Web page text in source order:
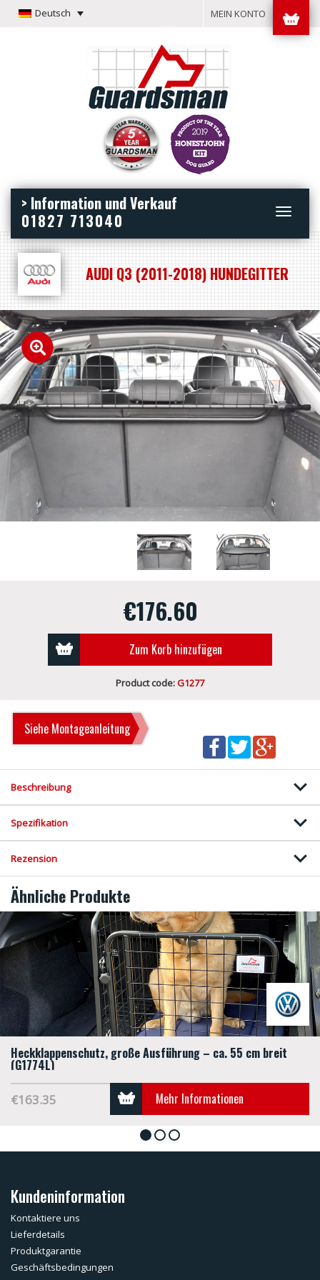
Deutsch MEIN KONTO
Toggle
> Information und Verkauf
01827 713040
AUDI Q3 (2011-2018) HUNDEGITTER
€176.60
Zum Korb hinzufügen
Product code:G1277
Siehe Montageanleitung
Beschreibung
Spezifikation
Rezension
Ähnliche Produkte
Heckklappenschutz, große Ausführung – ca. 55 cm breit
(G1774L)
€163.35 Mehr Informationen
1 2 3
Kundeninformation
Kontaktiere uns
Lieferdetails
Produktgarantie
Geschäftsbedingungen